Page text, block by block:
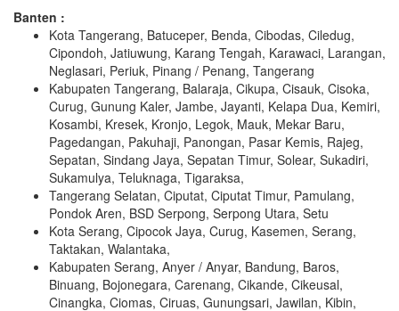
Banten :
Kota Tangerang, Batuceper, Benda, Cibodas, Ciledug,
Cipondoh, Jatiuwung, Karang Tengah, Karawaci, Larangan,
Neglasari, Periuk, Pinang / Penang, Tangerang
Kabupaten Tangerang, Balaraja, Cikupa, Cisauk, Cisoka,
Curug, Gunung Kaler, Jambe, Jayanti, Kelapa Dua, Kemiri,
Kosambi, Kresek, Kronjo, Legok, Mauk, Mekar Baru,
Pagedangan, Pakuhaji, Panongan, Pasar Kemis, Rajeg,
Sepatan, Sindang Jaya, Sepatan Timur, Solear, Sukadiri,
Sukamulya, Teluknaga, Tigaraksa,
Tangerang Selatan, Ciputat, Ciputat Timur, Pamulang,
Pondok Aren, BSD Serpong, Serpong Utara, Setu
Kota Serang, Cipocok Jaya, Curug, Kasemen, Serang,
Taktakan, Walantaka,
Kabupaten Serang, Anyer / Anyar, Bandung, Baros,
Binuang, Bojonegara, Carenang, Cikande, Cikeusal,
Cinangka, Ciomas, Ciruas, Gunungsari, Jawilan, Kibin,